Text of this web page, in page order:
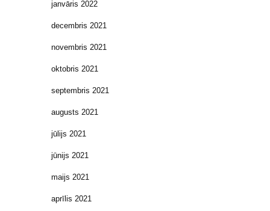
janvāris 2022
decembris 2021
novembris 2021
oktobris 2021
septembris 2021
augusts 2021
jūlijs 2021
jūnijs 2021
maijs 2021
aprīlis 2021